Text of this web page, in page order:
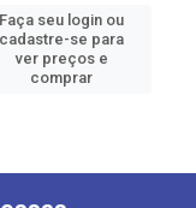
Faça seu login ou
cadastre-se para
ver preços e
comprar